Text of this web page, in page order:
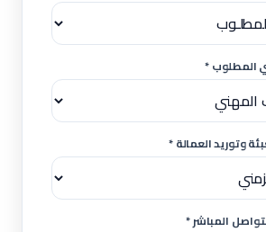
المطلوب *
وتوريد العمالة *
المباشر *